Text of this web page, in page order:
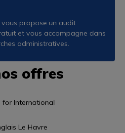
vous propose un audit
et vous accompagne dans
administratives.
offres
for International
Le Havre